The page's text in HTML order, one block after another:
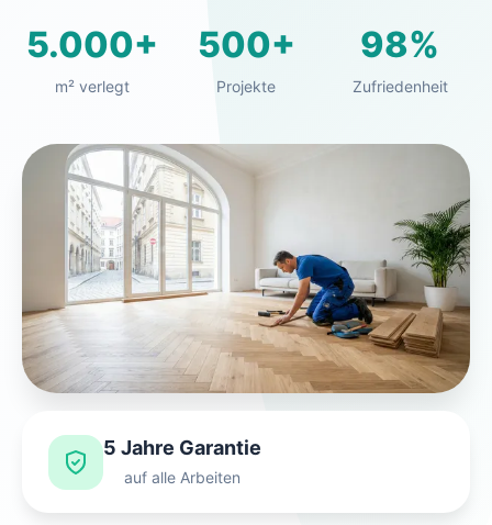
5.000+
m² verlegt
500+
Projekte
98%
Zufriedenheit
5 Jahre Garantie
auf alle Arbeiten